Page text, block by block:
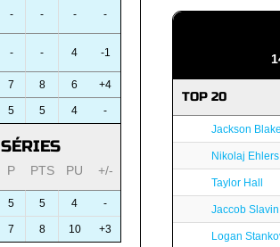
- - - -
- - 4 -1
7 8 6 +4
5 5 4 -
SÉRIES
P PTS PU +/-
5 5 4 -
7 8 10 +3
TOP 20
Jackson Blake
Nikolaj Ehlers
Taylor Hall
Jaccob Slavin
Logan